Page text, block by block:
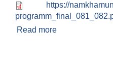
https://
Read more